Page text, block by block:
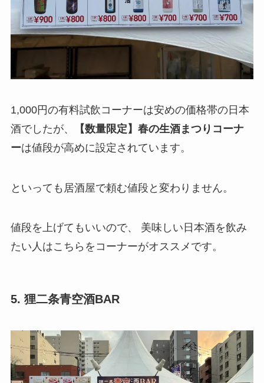
1,000円の有料試飲コーナーは安めの価格帯の日本
酒でしたが、
【数量限定】春の生酒まつりコーナ
ーは値段が高めに設定されています。
といっても居酒屋で頼む値段と変わりません。
値段を上げてもいいので、 美味しい日本酒を飲み
たい人はこちらをコーナーがオススメです。
5. 狸二条青空酒BAR